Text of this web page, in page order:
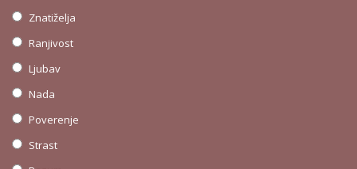
Znatiželja
Ranjivost
Ljubav
Nada
Poverenje
Strast